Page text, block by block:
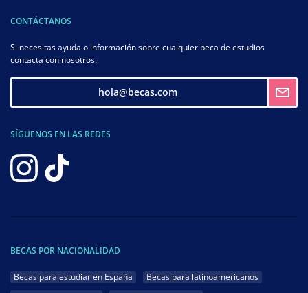
CONTÁCTANOS
Si necesitas ayuda o información sobre cualquier beca de estudios
contacta con nosotros.
hola@becas.com
SÍGUENOS EN LAS REDES
BECAS POR NACIONALIDAD
Becas para estudiar en España
Becas para latinoamericanos